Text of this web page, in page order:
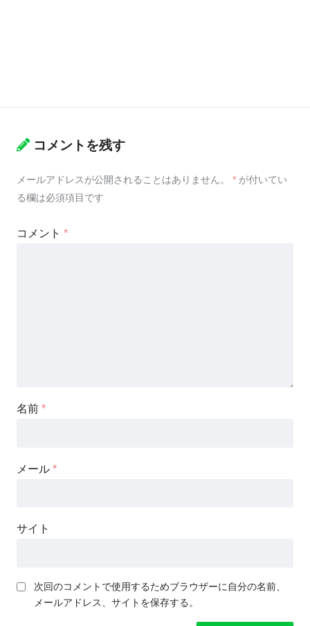
コメントを残す
メールアドレスが公開されることはありません。 * が付いてい
る欄は必須項目です
コメント *
名前 *
メール *
サイト
次回のコメントで使用するためブラウザーに自分の名前、
メールアドレス、サイトを保存する。